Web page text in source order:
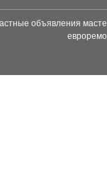
объявления